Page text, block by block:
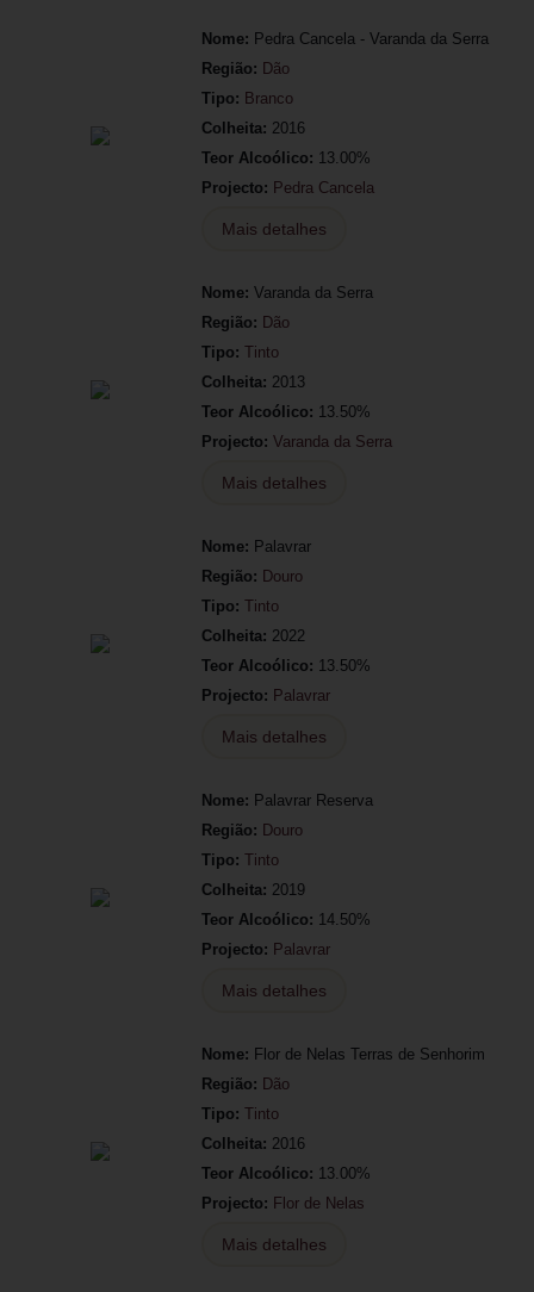
Nome: Pedra Cancela - Varanda da Serra
Região: Dão
Tipo: Branco
Colheita: 2016
Teor Alcoólico: 13.00%
Projecto: Pedra Cancela
Mais detalhes
Nome: Varanda da Serra
Região: Dão
Tipo: Tinto
Colheita: 2013
Teor Alcoólico: 13.50%
Projecto: Varanda da Serra
Mais detalhes
Nome: Palavrar
Região: Douro
Tipo: Tinto
Colheita: 2022
Teor Alcoólico: 13.50%
Projecto: Palavrar
Mais detalhes
Nome: Palavrar Reserva
Região: Douro
Tipo: Tinto
Colheita: 2019
Teor Alcoólico: 14.50%
Projecto: Palavrar
Mais detalhes
Nome: Flor de Nelas Terras de Senhorim
Região: Dão
Tipo: Tinto
Colheita: 2016
Teor Alcoólico: 13.00%
Projecto: Flor de Nelas
Mais detalhes